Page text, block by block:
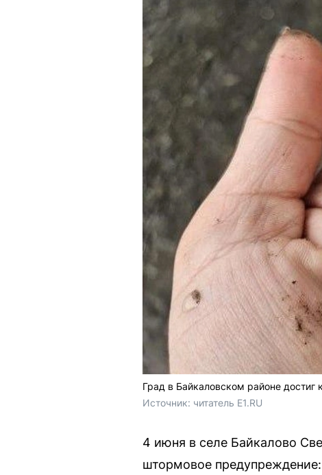
Град в Байкаловском районе достиг
Источник: читатель E1.RU
4 июня в селе Байкалово
штормовое